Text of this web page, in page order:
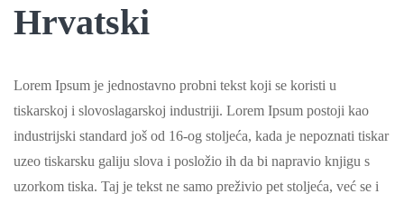
Hrvatski
Lorem Ipsum je jednostavno probni tekst koji se koristi u
tiskarskoj i slovoslagarskoj industriji. Lorem Ipsum postoji kao
industrijski standard još od 16-og stoljeća, kada je nepoznati tiskar
uzeo tiskarsku galiju slova i posložio ih da bi napravio knjigu s
uzorkom tiska. Taj je tekst ne samo preživio pet stoljeća, već se i